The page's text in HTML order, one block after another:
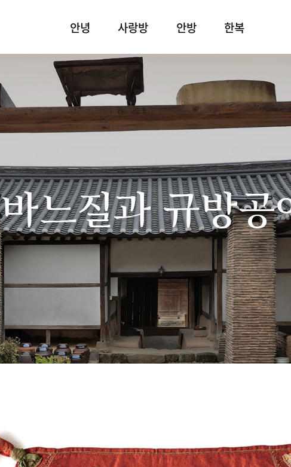
안녕 사랑방 안방 한복
바느질과 규방공